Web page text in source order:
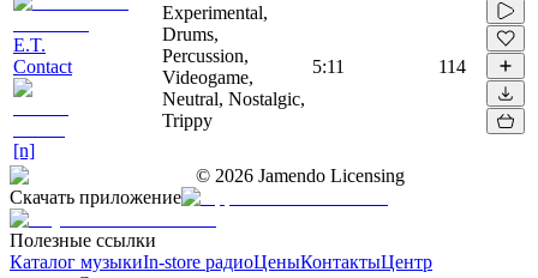
E.T.
Contact
[n]
Experimental,
Drums,
Percussion,
Videogame,
Neutral, Nostalgic,
Trippy
5:11 114
© 2026 Jamendo Licensing
Скачать приложение
Полезные ссылки
Каталог музыкиIn-store радиоЦеныКонтактыЦентр